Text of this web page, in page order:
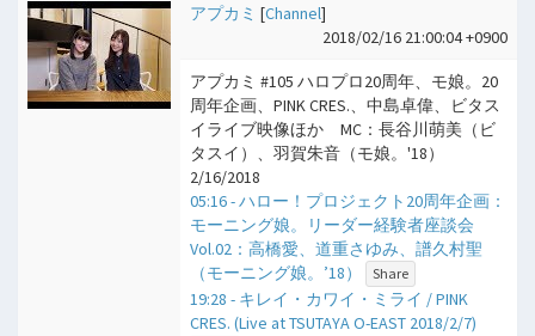
アプカミ [Channel]
2018/02/16 21:00:04 +0900
アプカミ #105 ハロプロ20周年、モ娘。20
周年企画、PINK CRES.、中島卓偉、ビタス
イライブ映像ほか MC：長谷川萌美（ビ
タスイ）、羽賀朱音（モ娘。'18）
2/16/2018
05:16 - ハロー！プロジェクト20周年企画：
モーニング娘。リーダー経験者座談会
Vol.02：高橋愛、道重さゆみ、譜久村聖
（モーニング娘。’18）
Share
19:28 - キレイ・カワイ・ミライ / PINK
CRES. (Live at TSUTAYA O-EAST 2018/2/7)